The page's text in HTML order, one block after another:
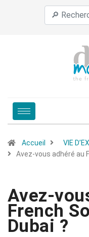
Accueil
VIE
Avez-vous adhéré au
Avez-
French
Dubai ?